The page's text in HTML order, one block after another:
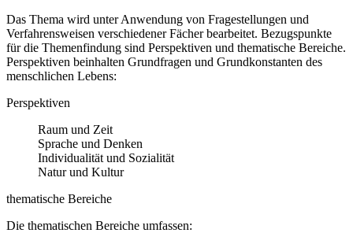
Das Thema wird unter Anwendung von Fragestellungen und
Verfahrensweisen verschiedener Fächer bearbeitet. Bezugspunkte
für die Themenfindung sind Perspektiven und thematische Bereiche.
Perspektiven beinhalten Grundfragen und Grundkonstanten des
menschlichen Lebens:
Perspektiven
Raum und Zeit
Sprache und Denken
Individualität und Sozialität
Natur und Kultur
thematische Bereiche
Die thematischen Bereiche umfassen: